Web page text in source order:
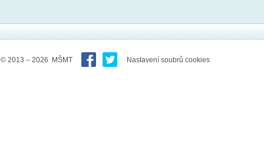
© 2013 – 2026 MŠMT Nastavení soubrů cookies